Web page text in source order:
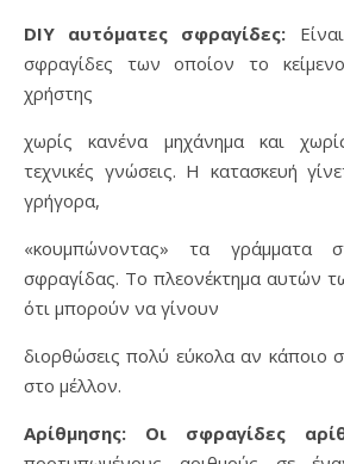
DIY αυτόματες σφραγίδες:
σφραγίδες των οποίον το
χρήστης
χωρίς κανένα μηχάνημα και
τεχνικές γνώσεις. Η κατασκευή
γρήγορα,
«κουμπώνοντας» τα γράμματα
σφραγίδας. Το πλεονέκτημα αυτών
ότι μπορούν να γίνουν
διορθώσεις πολύ εύκολα αν κάποιο
στο μέλλον.
Αρίθμησης: Οι σφραγίδες